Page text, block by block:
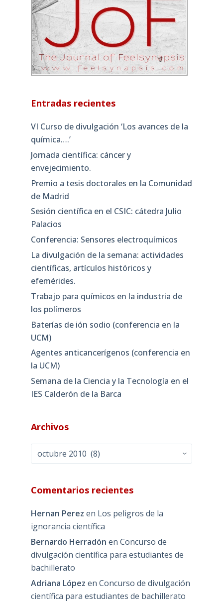
Entradas recientes
VI Curso de divulgación ‘Los avances de la
química….’
Jornada científica: cáncer y
envejecimiento.
Premio a tesis doctorales en la Comunidad
de Madrid
Sesión científica en el CSIC: cátedra Julio
Palacios
Conferencia: Sensores electroquímicos
La divulgación de la semana: actividades
científicas, artículos históricos y
efemérides.
Trabajo para químicos en la industria de
los polímeros
Baterías de ión sodio (conferencia en la
UCM)
Agentes anticancerígenos (conferencia en
la UCM)
Semana de la Ciencia y la Tecnología en el
IES Calderón de la Barca
Archivos
Archivos
Comentarios recientes
Hernan Perez en Los peligros de la
ignorancia científica
Bernardo Herradón en Concurso de
divulgación científica para estudiantes de
bachillerato
Adriana López en Concurso de divulgación
científica para estudiantes de bachillerato